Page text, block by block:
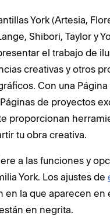
York (Artesia,
Shibori, Taylor y
el trabajo de
creativas y otros
Con una
de proyectos
proporcionan
tu obra creativa.
a las funciones y
York. Los ajustes de
en la que aparecen en
en negrita.